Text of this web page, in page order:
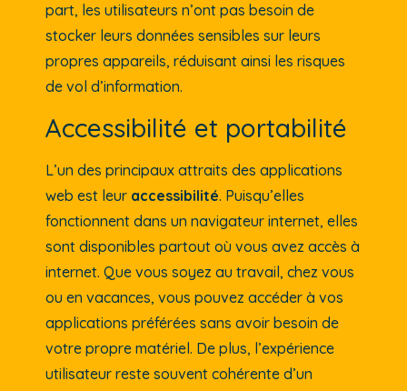
part, les utilisateurs n’ont pas besoin de
stocker leurs données sensibles sur leurs
propres appareils, réduisant ainsi les risques
de vol d’information.
Accessibilité et portabilité
L’un des principaux attraits des applications
web est leur accessibilité. Puisqu’elles
fonctionnent dans un navigateur internet, elles
sont disponibles partout où vous avez accès à
internet. Que vous soyez au travail, chez vous
ou en vacances, vous pouvez accéder à vos
applications préférées sans avoir besoin de
votre propre matériel. De plus, l’expérience
utilisateur reste souvent cohérente d’un